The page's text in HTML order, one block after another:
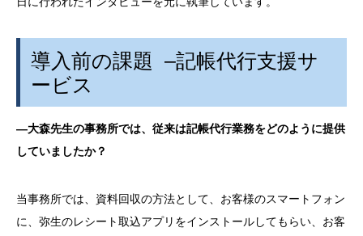
導入前の課題 –記帳代行支援サ
ービス
―大森先生の事務所では、従来は記帳代行業務をどのように提供
していましたか？
当事務所では、資料回収の方法として、お客様のスマートフォン
に、弥生のレシート取込アプリをインストールしてもらい、お客